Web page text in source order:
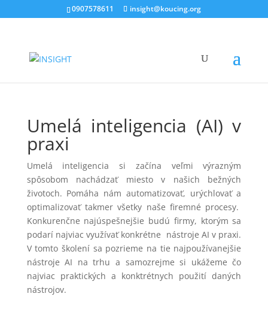
0907578611 insight@koucing.org
Umelá inteligencia (AI) v
praxi
Umelá inteligencia si začína veľmi výrazným
spôsobom nachádzať miesto v našich bežných
životoch. Pomáha nám automatizovať, urýchlovať a
optimalizovať takmer všetky naše firemné procesy.
Konkurenčne najúspešnejšie budú firmy, ktorým sa
podarí najviac využívať konkrétne nástroje AI v praxi.
V tomto školení sa pozrieme na tie najpoužívanejšie
nástroje AI na trhu a samozrejme si ukážeme čo
najviac praktických a konktrétnych použití daných
nástrojov.